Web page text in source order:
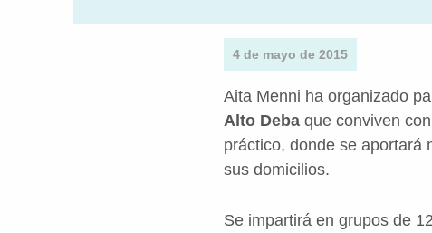
4 de mayo de 2015
Aita Menni ha organizado
Alto Deba que conviven
práctico, donde se
sus domicilios.
Se impartirá en grupos de